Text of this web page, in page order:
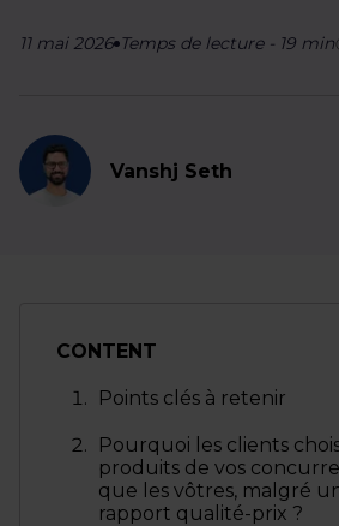
11 mai 2026 Temps de lecture- 19 min
Vanshj Seth
CONTENT
Points clés à retenir
Pourquoi les clients
produits de vos
que les vôtres, malgré
rapport qualité-prix ?